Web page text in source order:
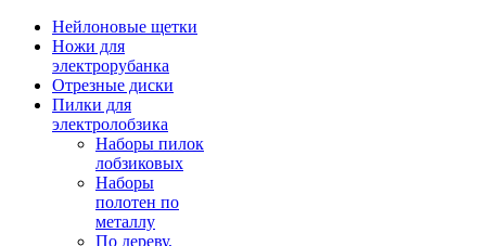
Нейлоновые щетки
Ножи для
электрорубанка
Отрезные диски
Пилки для
электролобзика
Наборы пилок
лобзиковых
Наборы
полотен по
металлу
По дереву,